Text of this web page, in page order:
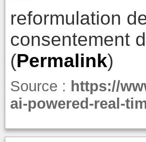
reformulation
consentement
(Permalink)
Source : https://
ai-powered-real-